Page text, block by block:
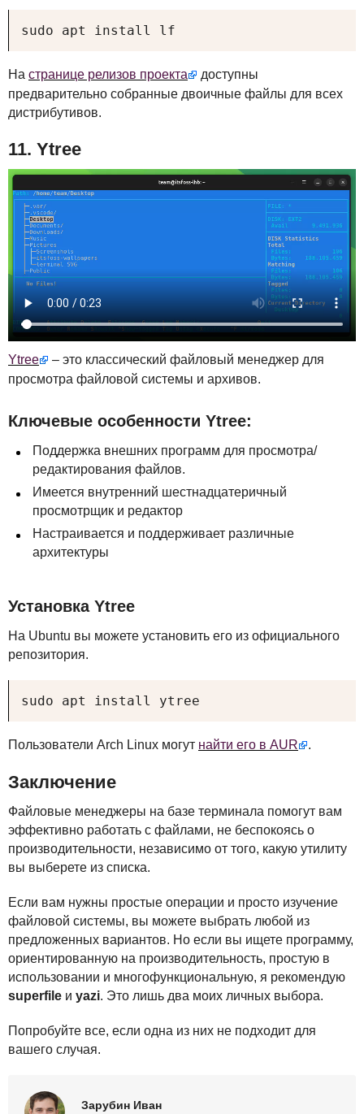
sudo apt install lf
На странице релизов проекта
доступны
предварительно собранные двоичные файлы для всех
дистрибутивов.
11. Ytree
Ytree
– это классический файловый менеджер для
просмотра файловой системы и архивов.
Ключевые особенности Ytree:
Поддержка внешних программ для просмотра/
редактирования файлов.
Имеется внутренний шестнадцатеричный
просмотрщик и редактор
Настраивается и поддерживает различные
архитектуры
Установка Ytree
На Ubuntu вы можете установить его из официального
репозитория.
sudo apt install ytree
Пользователи Arch Linux могут найти его в AUR .
Заключение
Файловые менеджеры на базе терминала помогут вам
эффективно работать с файлами, не беспокоясь о
производительности, независимо от того, какую утилиту
вы выберете из списка.
Если вам нужны простые операции и просто изучение
файловой системы, вы можете выбрать любой из
предложенных вариантов. Но если вы ищете программу,
ориентированную на производительность, простую в
использовании и многофункциональную, я рекомендую
superfile и yazi. Это лишь два моих личных выбора.
Попробуйте все, если одна из них не подходит для
вашего случая.
Зарубин Иван